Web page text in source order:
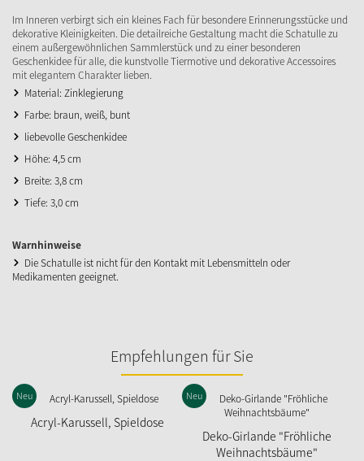
Im Inneren verbirgt sich ein kleines Fach für besondere Erinnerungsstücke und
dekorative Kleinigkeiten. Die detailreiche Gestaltung macht die Schatulle zu
einem außergewöhnlichen Sammlerstück und zu einer besonderen
Geschenkidee für alle, die kunstvolle Tiermotive und dekorative Accessoires
mit elegantem Charakter lieben.
Material: Zinklegierung
Farbe: braun, weiß, bunt
liebevolle Geschenkidee
Höhe: 4,5 cm
Breite: 3,8 cm
Tiefe: 3,0 cm
Warnhinweise
Die Schatulle ist nicht für den Kontakt mit Lebensmitteln oder
Medikamenten geeignet.
Empfehlungen für Sie
Acryl-Karussell, Spieldose
Neu
Deko-Girlande "Fröhliche
Weihnachtsbäume"
Neu